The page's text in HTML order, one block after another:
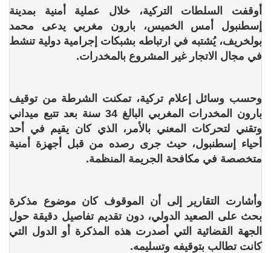
أوقفت السلطات التركية، خلال عملية أمنية بمدينة
إسطنبول أمس الخميس، بارون مغربي يدعى محمد
بولخريف، يُشتبه في ارتباطه بشبكات إجرامية دولية تنشط
في مجال الاتجار غير المشروع بالمخدرات.
وحسب وسائل إعلام تركية، تمكنت الشرطة من توقيف
بارون المخدرات المغربي البالغ 34 سنة بعد تتبع ميداني
وتقني لتحركات المعني بالأمر، الذي كان يقيم في أحد
أحياء إسطنبول، حيث جرى رصده من قبل أجهزة أمنية
متخصصة في مكافحة الجريمة المنظمة.
وأشارت التقارير إلى أن الموقوف كان موضوع مذكرة
بحث على الصعيد الدولي، دون تقديم تفاصيل دقيقة حول
الجهة القضائية التي أصدرت هذه المذكرة أو الدول التي
كانت تطالب بتوقيفه وتسليمه.